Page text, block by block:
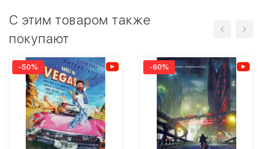
C этим товаром также
покупают
-50% -60%